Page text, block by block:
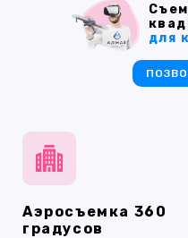
Аэросъемка 360
градусов
для